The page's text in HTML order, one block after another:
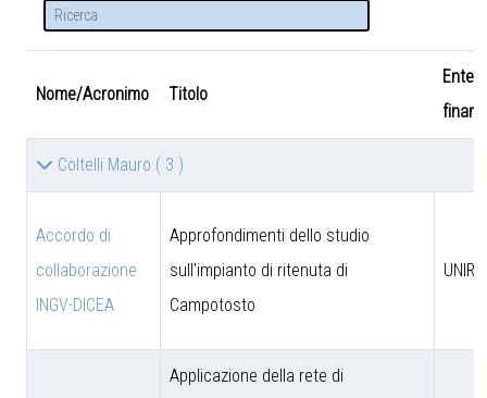
Nome/Acronimo Titolo
Ente
Coltelli Mauro ( 3 )
Accordo di
collaborazione
INGV-DICEA
Approfondimenti dello studio
sull'impianto di ritenuta di
Campotosto
Applicazione della rete di